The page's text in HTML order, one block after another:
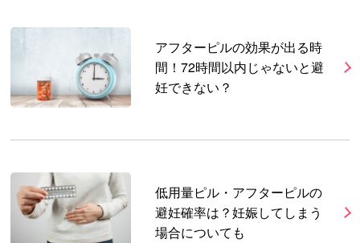
アフターピルの効果が出る時
間！72時間以内じゃないと避
妊できない？
低用量ピル・アフターピルの
避妊確率は？妊娠してしまう
場合についても